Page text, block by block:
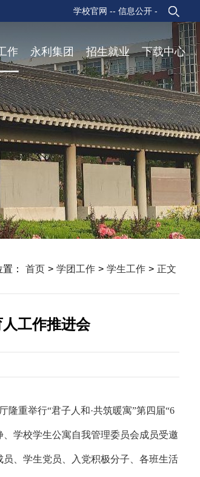
- 信息公开 -
学校官网 -
作 永利集团 招生就业 下载中心
： 首页 > 学团工作 > 学生工作 > 正文
工作推进会
重举行“君子人和·共筑暖寓”第四届“6
学校学生公寓自我管理委员会成员受邀
、学生党员、入党积极分子、各班生活